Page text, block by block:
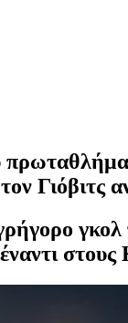
Γιόβιτς
γκολ